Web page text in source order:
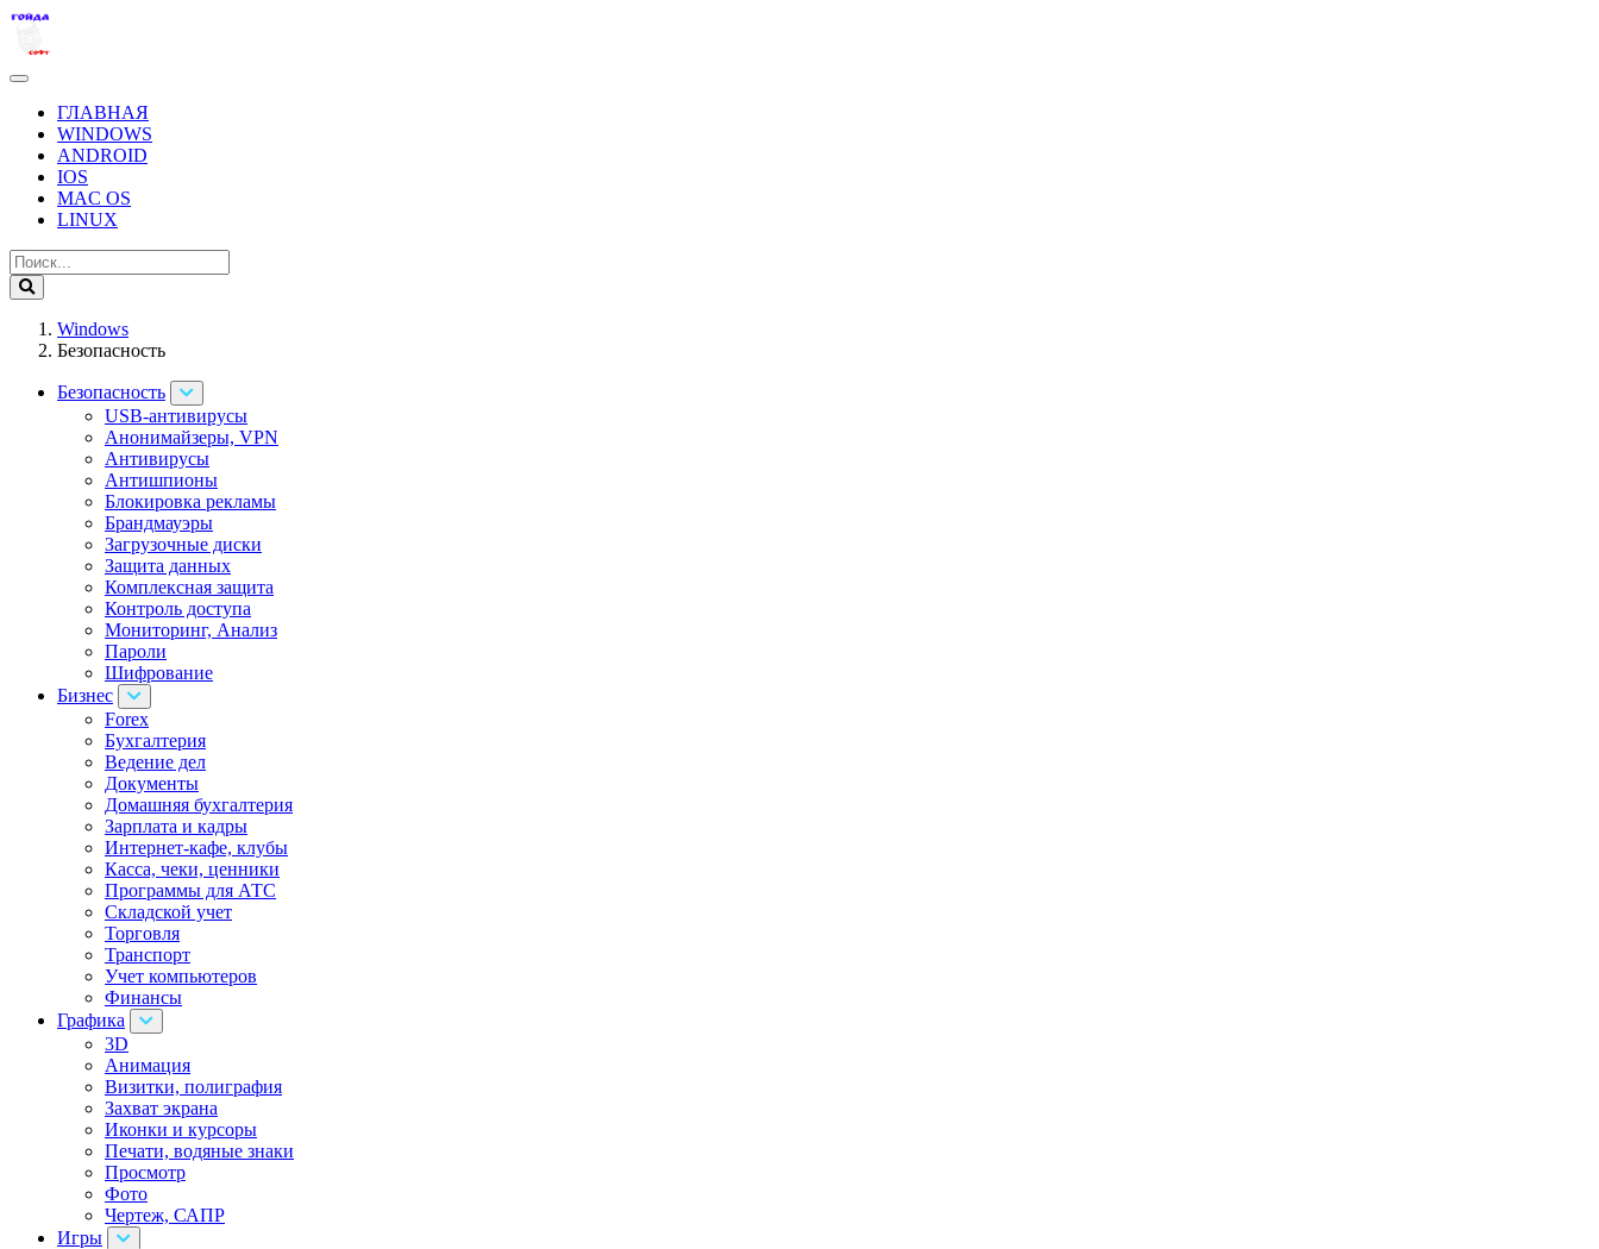
ГЛАВНАЯ
WINDOWS
ANDROID
IOS
MAC OS
LINUX
Windows
Безопасность
Безопасность
USB-антивирусы
Анонимайзеры, VPN
Антивирусы
Антишпионы
Блокировка рекламы
Брандмауэры
Загрузочные диски
Защита данных
Комплексная защита
Контроль доступа
Мониторинг, Анализ
Пароли
Шифрование
Бизнес
Forex
Бухгалтерия
Ведение дел
Документы
Домашняя бухгалтерия
Зарплата и кадры
Интернет-кафе, клубы
Касса, чеки, ценники
Программы для АТС
Складской учет
Торговля
Транспорт
Учет компьютеров
Финансы
Графика
3D
Анимация
Визитки, полиграфия
Захват экрана
Иконки и курсоры
Печати, водяные знаки
Просмотр
Фото
Чертеж, САПР
Игры